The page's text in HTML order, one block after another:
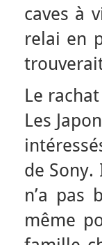
caves à
relai en
Le
Les
de
n’a pas
même